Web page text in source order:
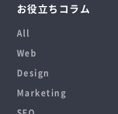
お役立ちコラム
All
Web
Design
Marketing